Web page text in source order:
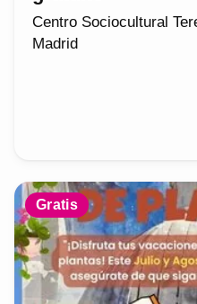
Centro Sociocultural
Madrid
Gratis